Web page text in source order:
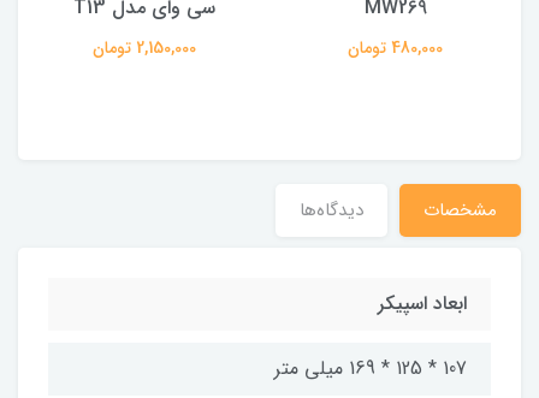
MW269
480,000 تومان
سی وای مدل T13
2,150,000 تومان
مشخصات دیدگاه‌ها
ابعاد اسپیکر
107 * 125 * 169 میلی متر